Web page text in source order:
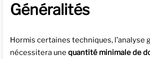
Généralités
Hormis certaines techniques, l’analyse
nécessitera une quantité minimale de